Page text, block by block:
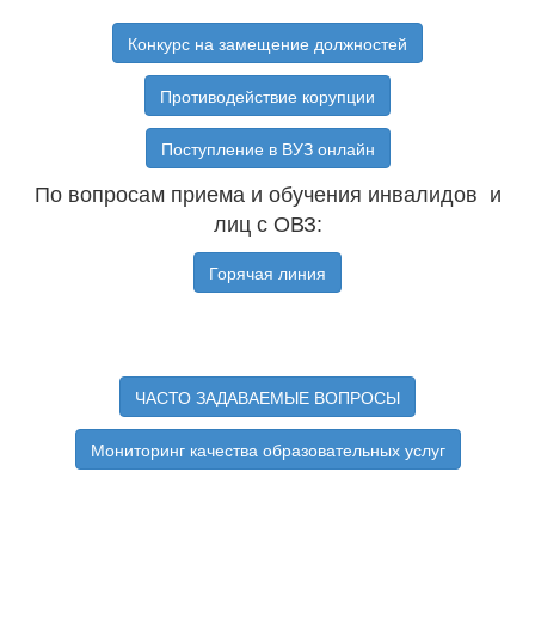
Конкурс на замещение должностей
Противодействие корупции
Поступление в ВУЗ онлайн
По вопросам приема и обучения инвалидов и
лиц с ОВЗ:
Горячая линия
ЧАСТО ЗАДАВАЕМЫЕ ВОПРОСЫ
Мониторинг качества образовательных услуг